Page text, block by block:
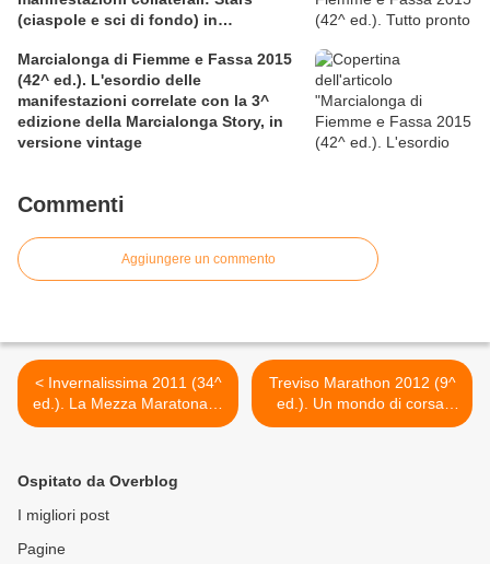
(ciaspole e sci di fondo) in
Young
Marcialonga di Fiemme e Fassa 2015
(42^ ed.). L'esordio delle
manifestazioni correlate con la 3^
edizione della Marcialonga Story, in
versione vintage
Commenti
Aggiungere un commento
< Invernalissima 2011 (34^
ed.). La Mezza Maratona ai
piedi di Assisi lo scorso 18
Treviso Marathon 2012 (9^
ed.). Un mondo di corsa:
già 22 le nazioni aderenti >
Ospitato da Overblog
I migliori post
Pagine